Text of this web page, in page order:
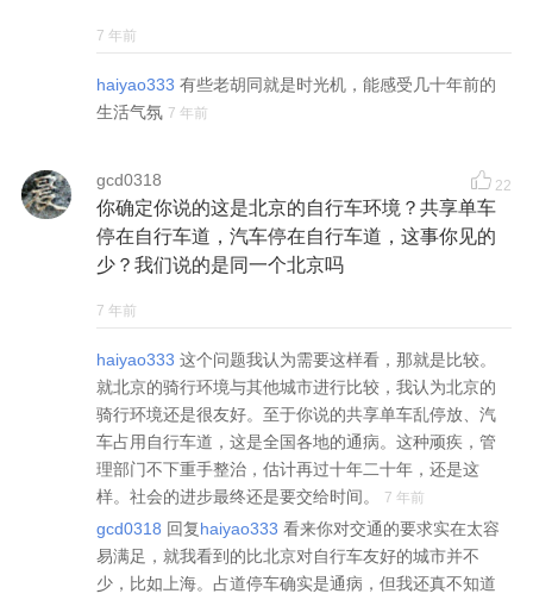
7 年前
haiyao333 有些老胡同就是时光机，能感受几十年前的
生活气氛 7 年前
gcd0318 22
你确定你说的这是北京的自行车环境？共享单车
停在自行车道，汽车停在自行车道，这事你见的
少？我们说的是同一个北京吗
7 年前
haiyao333 这个问题我认为需要这样看，那就是比较。
就北京的骑行环境与其他城市进行比较，我认为北京的
骑行环境还是很友好。至于你说的共享单车乱停放、汽
车占用自行车道，这是全国各地的通病。这种顽疾，管
理部门不下重手整治，估计再过十年二十年，还是这
样。社会的进步最终还是要交给时间。
7 年前
gcd0318 回复haiyao333 看来你对交通的要求实在太容
易满足，就我看到的比北京对自行车友好的城市并不
少，比如上海。占道停车确实是通病，但我还真不知道